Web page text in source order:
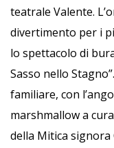
teatrale Valente.
divertimento per i
lo spettacolo di
Sasso nello
familiare, con
marshmallow a
della Mitica signora